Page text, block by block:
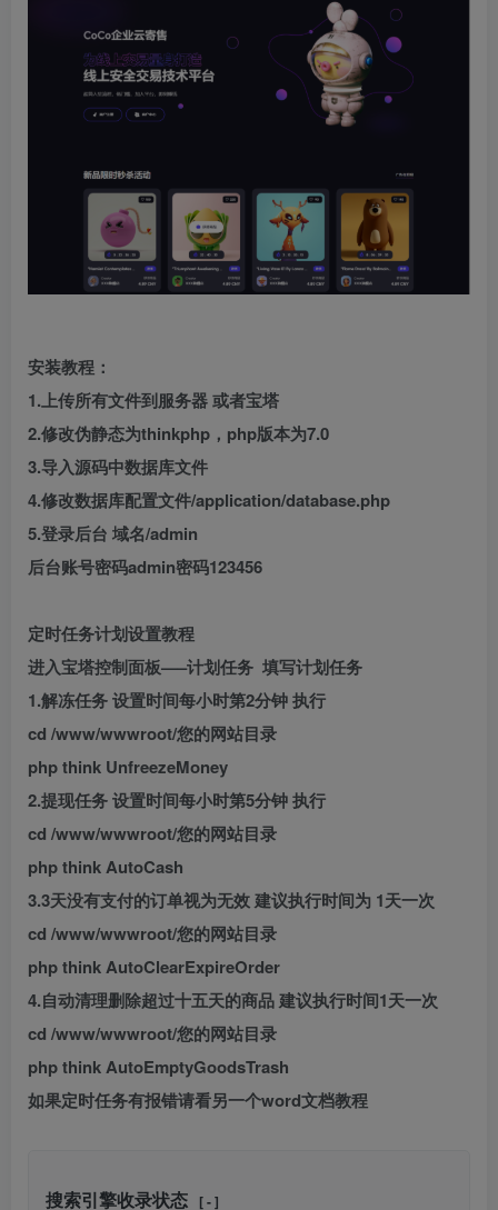
安装教程：
1.上传所有文件到服务器 或者宝塔
2.修改伪静态为thinkphp，php版本为7.0
3.导入源码中数据库文件
4.修改数据库配置文件/application/database.php
5.登录后台 域名/admin
后台账号密码admin密码123456
定时任务计划设置教程
进入宝塔控制面板—–计划任务 填写计划任务
1.解冻任务 设置时间每小时第2分钟 执行
cd /www/wwwroot/您的网站目录
php think UnfreezeMoney
2.提现任务 设置时间每小时第5分钟 执行
cd /www/wwwroot/您的网站目录
php think AutoCash
3.3天没有支付的订单视为无效 建议执行时间为 1天一次
cd /www/wwwroot/您的网站目录
php think AutoClearExpireOrder
4.自动清理删除超过十五天的商品 建议执行时间1天一次
cd /www/wwwroot/您的网站目录
php think AutoEmptyGoodsTrash
如果定时任务有报错请看另一个word文档教程
搜索引擎收录状态 [ - ]